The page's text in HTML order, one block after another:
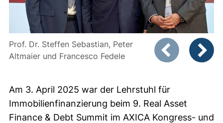
Prof. Dr. Steffen Sebastian, Peter
Altmaier und Francesco Fedele
Zeigt Folie 1
Am 3. April 2025 war der Lehrstuhl für
Immobilienfinanzierung beim 9. Real Asset
Finance & Debt Summit im AXICA Kongress- und